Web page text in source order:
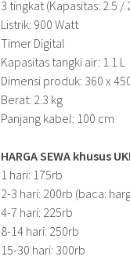
3 tingkat (Kapasitas: 2.5 /
Listrik: 900 Watt
Timer Digital
Kapasitas tangki air: 1.1 L
Dimensi produk: 360 x
Berat: 2.3 kg
Panjang kabel: 100 cm
HARGA SEWA khusus
1 hari: 175rb
2-3 hari: 200rb (baca:
4-7 hari: 225rb
8-14 hari: 250rb
15-30 hari: 300rb